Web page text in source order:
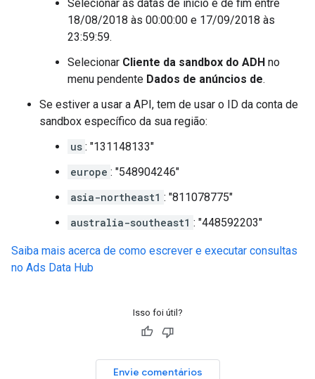
Selecionar as datas de início e de fim entre
18/08/2018 às 00:00:00 e 17/09/2018 às
23:59:59.
Selecionar Cliente da sandbox do ADH no
menu pendente Dados de anúncios de.
Se estiver a usar a API, tem de usar o ID da conta de
sandbox específico da sua região:
us : "131148133"
europe : "548904246"
asia-northeast1 : "811078775"
australia-southeast1 : "448592203"
Saiba mais acerca de como escrever e executar consultas
no Ads Data Hub
Isso foi útil?
Envie comentários